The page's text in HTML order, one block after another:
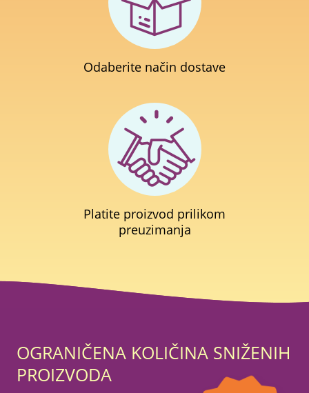
Odaberite način dostave
Platite proizvod prilikom
preuzimanja
OGRANIČENA KOLIČINA SNIŽENIH
PROIZVODA